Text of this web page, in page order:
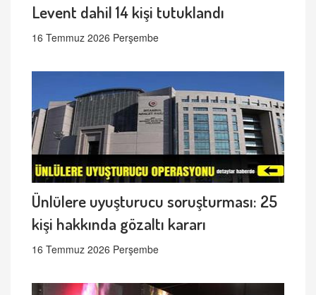
Levent dahil 14 kişi tutuklandı
16 Temmuz 2026 Perşembe
Ünlülere uyuşturucu soruşturması: 25
kişi hakkında gözaltı kararı
16 Temmuz 2026 Perşembe